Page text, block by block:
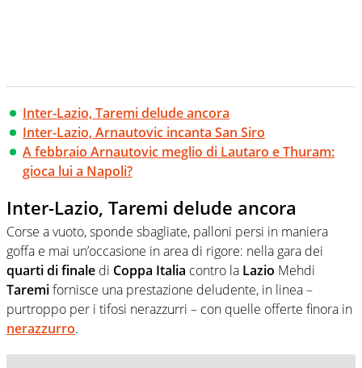
Inter-Lazio, Taremi delude ancora
Inter-Lazio, Arnautovic incanta San Siro
A febbraio Arnautovic meglio di Lautaro e Thuram:
gioca lui a Napoli?
Inter-Lazio, Taremi delude ancora
Corse a vuoto, sponde sbagliate, palloni persi in maniera
goffa e mai un’occasione in area di rigore: nella gara dei
quartidifinale di Coppa Italia contro la Lazio Mehdi
Taremifornisce una prestazione deludente, in linea –
purtroppo per i tifosi nerazzurri – con quelle offerte finora in
nerazzurro.